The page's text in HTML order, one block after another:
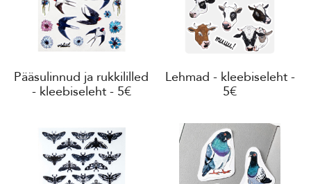
Pääsulinnud ja rukkililled
- kleebiseleht - 5€
Lehmad - kleebiseleht -
5€